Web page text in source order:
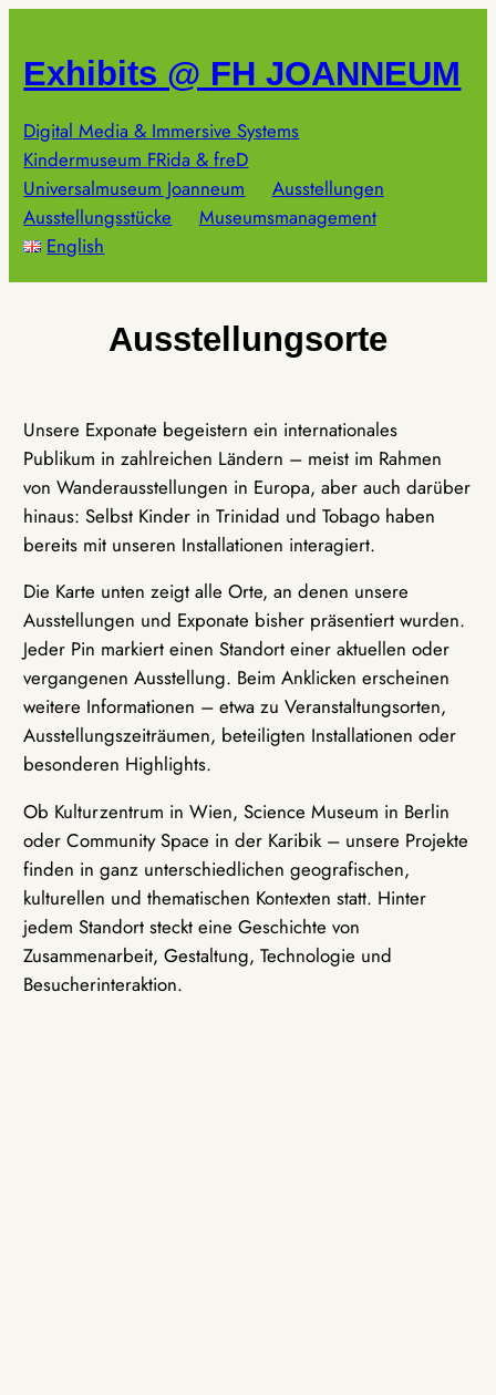
springen
Exhibits @ FH JOANNEUM
Digital Media & Immersive Systems
Kindermuseum FRida & freD
Universalmuseum Joanneum
Ausstellungen
Ausstellungsstücke
Museumsmanagement
English
Ausstellungsorte
Unsere Exponate begeistern ein internationales
Publikum in zahlreichen Ländern – meist im Rahmen
von Wanderausstellungen in Europa, aber auch darüber
hinaus: Selbst Kinder in Trinidad und Tobago haben
bereits mit unseren Installationen interagiert.
Die Karte unten zeigt alle Orte, an denen unsere
Ausstellungen und Exponate bisher präsentiert wurden.
Jeder Pin markiert einen Standort einer aktuellen oder
vergangenen Ausstellung. Beim Anklicken erscheinen
weitere Informationen – etwa zu Veranstaltungsorten,
Ausstellungszeiträumen, beteiligten Installationen oder
besonderen Highlights.
Ob Kulturzentrum in Wien, Science Museum in Berlin
oder Community Space in der Karibik – unsere Projekte
finden in ganz unterschiedlichen geografischen,
kulturellen und thematischen Kontexten statt. Hinter
jedem Standort steckt eine Geschichte von
Zusammenarbeit, Gestaltung, Technologie und
Besucherinteraktion.